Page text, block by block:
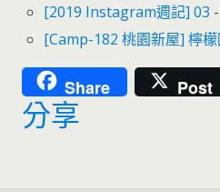
[2019 Instagram週記] 03
[Camp-182 桃園新屋] 檸檬
Share Post
分享